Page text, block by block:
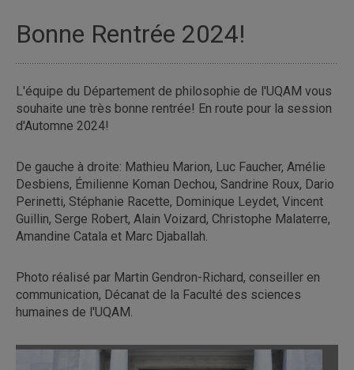
Bonne Rentrée 2024!
L'équipe du Département de philosophie de l'UQAM vous
souhaite une très bonne rentrée! En route pour la session
d'Automne 2024!
De gauche à droite: Mathieu Marion, Luc Faucher, Amélie
Desbiens, Émilienne Koman Dechou, Sandrine Roux, Dario
Perinetti, Stéphanie Racette, Dominique Leydet, Vincent
Guillin, Serge Robert, Alain Voizard, Christophe Malaterre,
Amandine Catala et Marc Djaballah.
Photo réalisé par Martin Gendron-Richard, conseiller en
communication, Décanat de la Faculté des sciences
humaines de l'UQAM.